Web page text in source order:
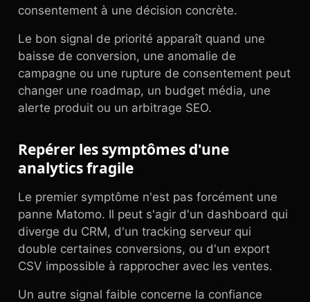
consentement à une décision concrète.
Le bon signal de priorité apparaît quand une
baisse de conversion, une anomalie de
campagne ou une rupture de consentement peut
changer une roadmap, un budget média, une
alerte produit ou un arbitrage SEO.
Repérer les symptômes d'une
analytics fragile
Le premier symptôme n'est pas forcément une
panne Matomo. Il peut s'agir d'un dashboard qui
diverge du CRM, d'un tracking serveur qui
double certaines conversions, ou d'un export
CSV impossible à rapprocher avec les ventes.
Un autre signal faible concerne la confiance